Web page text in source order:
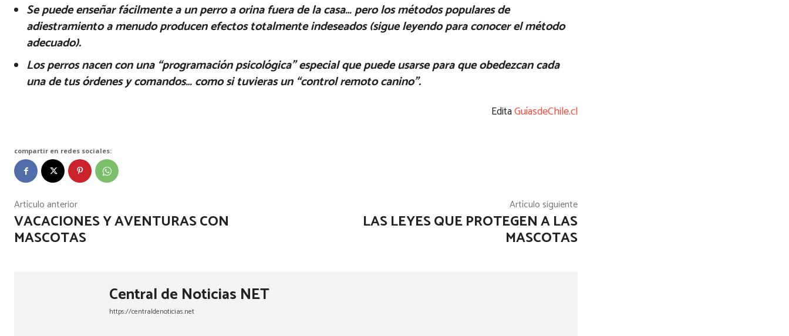
Se puede enseñar fácilmente a un perro a orina fuera de la casa… pero los métodos populares de
adiestramiento a menudo producen efectos totalmente indeseados (sigue leyendo para conocer el método
adecuado).
Los perros nacen con una “programación psicológica” especial que puede usarse para que obedezcan cada
una de tus órdenes y comandos… como si tuvieras un “control remoto canino”.
EditaGuíasdeChile.cl
compartir en redes sociales:
Artículo anterior
VACACIONES Y AVENTURAS CON
MASCOTAS
Artículo siguiente
LAS LEYES QUE PROTEGEN A LAS
MASCOTAS
Central de Noticias NET
https://centraldenoticias.net